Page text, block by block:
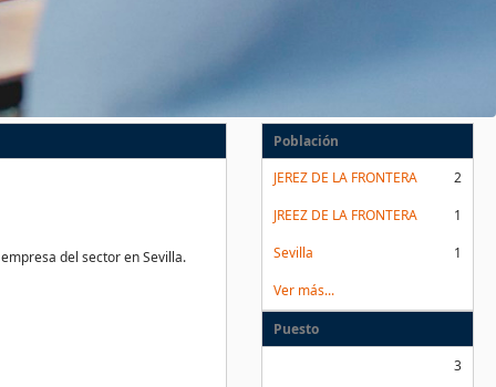
del sector en Sevilla.
Población
JEREZ DE LA FRONTERA
2
JREEZ DE LA FRONTERA
1
Sevilla
1
Ver más...
Puesto
3